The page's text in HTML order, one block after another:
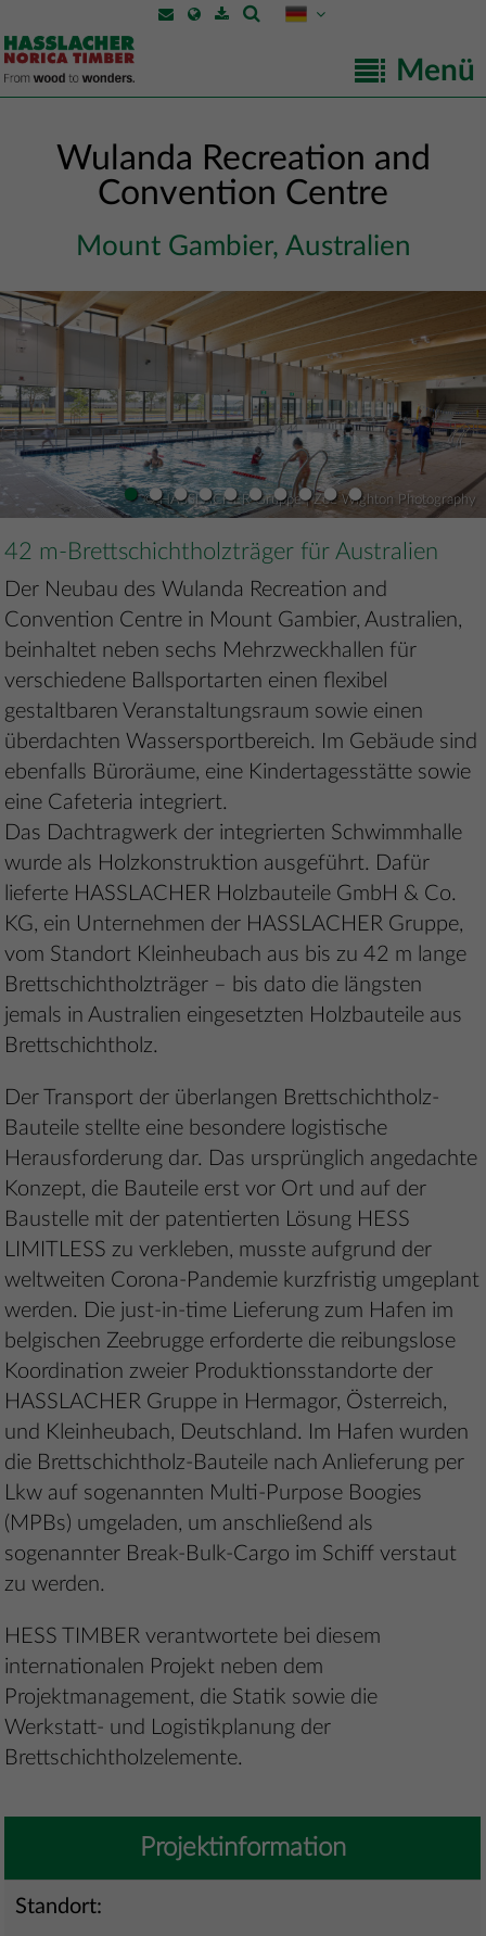
Menü
Wulanda Recreation and
Convention Centre
Mount Gambier, Australien
••••••••••
© HASSLACHER Gruppe | Zoe Wighton Photography
42 m-Brettschichtholzträger für Australien
Der Neubau des Wulanda Recreation and
Convention Centre in Mount Gambier, Australien,
beinhaltet neben sechs Mehrzweckhallen für
verschiedene Ballsportarten einen flexibel
gestaltbaren Veranstaltungsraum sowie einen
überdachten Wassersportbereich. Im Gebäude sind
ebenfalls Büroräume, eine Kindertagesstätte sowie
eine Cafeteria integriert.
Das Dachtragwerk der integrierten Schwimmhalle
wurde als Holzkonstruktion ausgeführt. Dafür
lieferte HASSLACHER Holzbauteile GmbH & Co.
KG, ein Unternehmen der HASSLACHER Gruppe,
vom Standort Kleinheubach aus bis zu 42 m lange
Brettschichtholzträger – bis dato die längsten
jemals in Australien eingesetzten Holzbauteile aus
Brettschichtholz.
Der Transport der überlangen Brettschichtholz-
Bauteile stellte eine besondere logistische
Herausforderung dar. Das ursprünglich angedachte
Konzept, die Bauteile erst vor Ort und auf der
Baustelle mit der patentierten Lösung HESS
LIMITLESS zu verkleben, musste aufgrund der
weltweiten Corona-Pandemie kurzfristig umgeplant
werden. Die just-in-time Lieferung zum Hafen im
belgischen Zeebrugge erforderte die reibungslose
Koordination zweier Produktionsstandorte der
HASSLACHER Gruppe in Hermagor, Österreich,
und Kleinheubach, Deutschland. Im Hafen wurden
die Brettschichtholz-Bauteile nach Anlieferung per
Lkw auf sogenannten Multi-Purpose Boogies
(MPBs) umgeladen, um anschließend als
sogenannter Break-Bulk-Cargo im Schiff verstaut
zu werden.
HESS TIMBER verantwortete bei diesem
internationalen Projekt neben dem
Projektmanagement, die Statik sowie die
Werkstatt- und Logistikplanung der
Brettschichtholzelemente.
Projektinformation
Standort: